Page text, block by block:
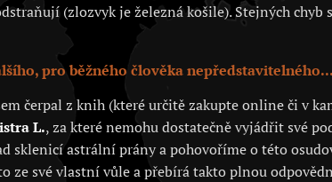
(zlozvyk je železná košile). Stejných chyb
pro běžného člověka nepředstavitelného...
čerpal z knih (které určitě zakupte online či v
L., za které nemohu dostatečně vyjádřit své
astrální prány a pohovoříme o této
své vlastní vůle a přebírá takto plnou